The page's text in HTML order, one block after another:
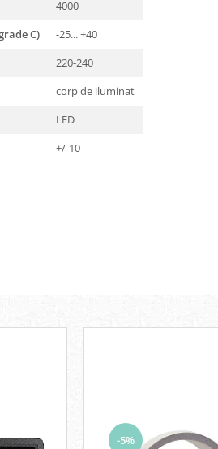
4000
C)
-25... +40
220-240
corp de iluminat
LED
+/-10
-5%